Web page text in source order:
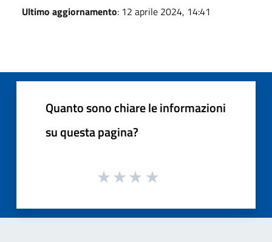
Ultimo aggiornamento: 12 aprile 2024, 14:41
Quanto sono chiare le informazioni
su questa pagina?